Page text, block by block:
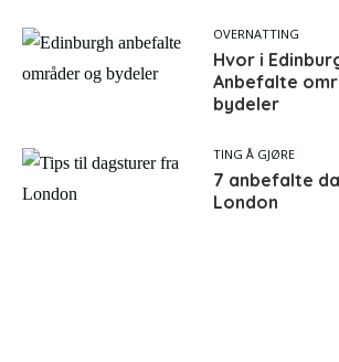
OVERNATTING
Hvor i
Anbefalte
bydeler
TING Å GJØRE
7 anbefalte
London